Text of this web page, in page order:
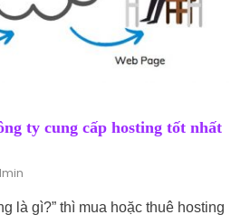
ty cung cấp hosting tốt nhất
là gì?” thì mua hoặc thuê hosting